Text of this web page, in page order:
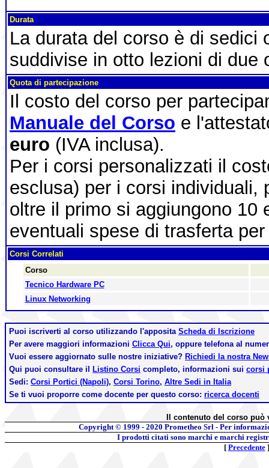
Durata
La durata del corso è di sedici
suddivise in otto lezioni di due
Quota di partecipazione
Il costo del corso per
Manuale del Corso e
euro (IVA inclusa).
Per i corsi personalizzati il
esclusa) per i corsi individuali,
oltre il primo si aggiungono 10
eventuali spese di trasferta
Corsi Correlati
Corso
Tecnico Hardware PC
Linux Networking
Puoi iscriverti al corso utilizzando l'apposita Scheda di Iscrizione
Per avere maggiori informazioni Clicca Qui, oppure telefona al
Vuoi essere aggiornato sulle nostre iniziative? Richiedi la nostra
Qui puoi consultare il
Listino Corsi completo, informazioni sui corsi
Sedi: Corsi Portici (Napoli), Corsi Torino, Altre Sedi in Italia
Se ti vuoi proporre come docente per questo corso: ricerca docenti
Il contenuto del corso
Copyright © 1999 - 2020 Prometheo Srl - Per
I prodotti citati sono marchi e marchi
[ Precedente]